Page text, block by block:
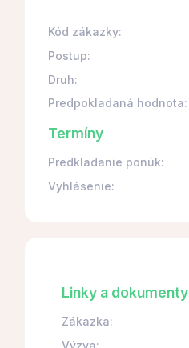
Kód zákazky:
Postup:
Druh:
Predpokladaná hodnota:
Termíny
Predkladanie ponúk:
Vyhlásenie:
Linky a dokumenty
Zákazka:
Výzva: